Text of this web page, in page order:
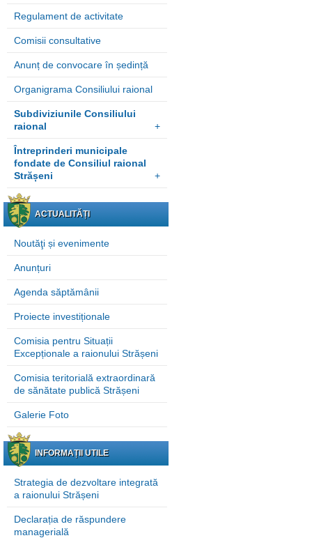
Regulament de activitate
Comisii consultative
Anunț de convocare în ședință
Organigrama Consiliului raional
Subdiviziunile Consiliului
raional
+
Întreprinderi municipale
fondate de Consiliul raional
Strășeni
+
ACTUALITĂȚI
Noutăţi și evenimente
Anunțuri
Agenda săptămânii
Proiecte investiționale
Comisia pentru Situații
Excepționale a raionului Strășeni
Comisia teritorială extraordinară
de sănătate publică Strășeni
Galerie Foto
INFORMAȚII UTILE
Strategia de dezvoltare integrată
a raionului Strășeni
Declarația de răspundere
managerială